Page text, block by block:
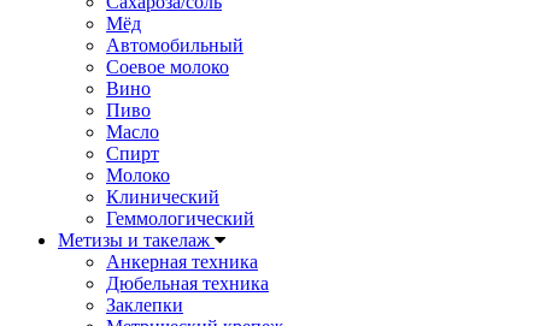
Мёд
Автомобильный
Соевое молоко
Вино
Пиво
Масло
Спирт
Молоко
Клинический
Геммологический
Метизы и такелаж
Анкерная техника
Дюбельная техника
Заклепки